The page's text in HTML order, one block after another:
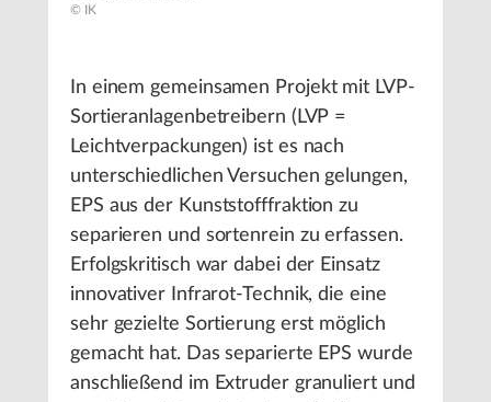
© IK
In einem gemeinsamen Projekt mit LVP-
Sortieranlagenbetreibern (LVP =
Leichtverpackungen) ist es nach
unterschiedlichen Versuchen gelungen,
EPS aus der Kunststofffraktion zu
separieren und sortenrein zu erfassen.
Erfolgskritisch war dabei der Einsatz
innovativer Infrarot-Technik, die eine
sehr gezielte Sortierung erst möglich
gemacht hat. Das separierte EPS wurde
anschließend im Extruder granuliert und